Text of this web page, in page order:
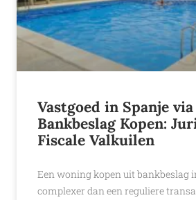
Vastgoed in Spanje via
Bankbeslag Kopen:
Fiscale Valkuilen
Een woning kopen uit bankbeslag
complexer dan een reguliere